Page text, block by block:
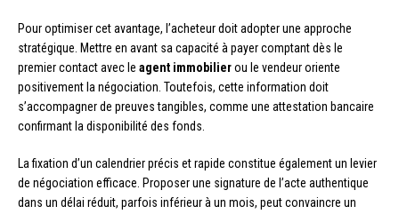
Pour optimiser cet avantage, l’acheteur doit adopter une approche
stratégique. Mettre en avant sa capacité à payer comptant dès le
premier contact avec le agent immobilierou le vendeur oriente
positivement la négociation. Toutefois, cette information doit
s’accompagner de preuves tangibles, comme une attestation bancaire
confirmant la disponibilité des fonds.
La fixation d’un calendrier précis et rapide constitue également un levier
de négociation efficace. Proposer une signature de l’acte authentique
dans un délai réduit, parfois inférieur à un mois, peut convaincre un